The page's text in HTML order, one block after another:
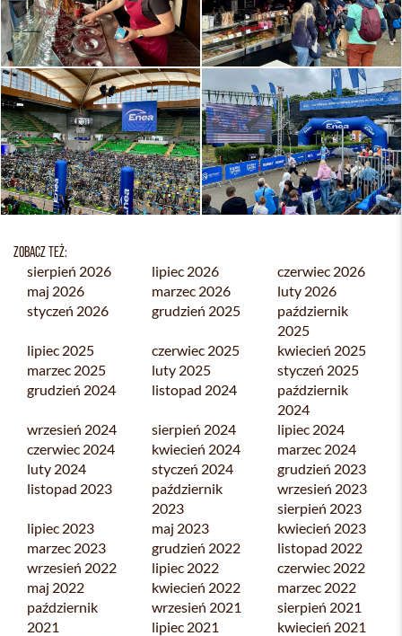
ZOBACZ TEŻ:
sierpień 2026 lipiec 2026
czerwiec 2026
maj 2026
marzec 2026
luty 2026
styczeń 2026
grudzień 2025
październik
2025
lipiec 2025
czerwiec 2025
kwiecień 2025
marzec 2025
luty 2025
styczeń 2025
grudzień 2024
listopad 2024
październik
2024
wrzesień 2024
sierpień 2024
lipiec 2024
czerwiec 2024
kwiecień 2024
marzec 2024
luty 2024
styczeń 2024
grudzień 2023
listopad 2023
październik
2023
wrzesień 2023
sierpień 2023
lipiec 2023
maj 2023
kwiecień 2023
marzec 2023
grudzień 2022
listopad 2022
wrzesień 2022
lipiec 2022
czerwiec 2022
maj 2022
kwiecień 2022
marzec 2022
październik
2021
wrzesień 2021
sierpień 2021
lipiec 2021
kwiecień 2021